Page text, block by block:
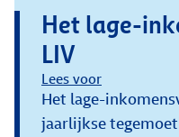
Het lage-
LIV
Lees voor
Het lage-
jaarlijkse